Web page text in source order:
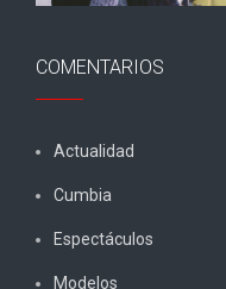
COMENTARIOS
Actualidad
Cumbia
Espectáculos
Modelos